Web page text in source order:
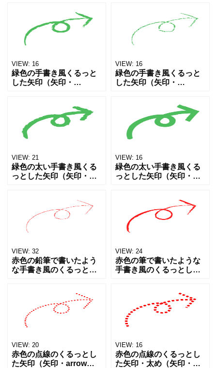
す。Webサイト、SNS投
稿、プレゼン資料、チラ
シやPOP、掲示物など
素材です。Webサイト、
SNS投稿、プレゼン資
料、チラシやPOP、掲示
VIEW: 16
緑色の手書き風くるっと
した矢印（矢印・
素材です。Webサイト、
SNS投稿、プレゼン資
料、チラシやPOP、掲示
物な
VIEW: 16
緑色の手書き風くるっと
した矢印（矢印・
素材です。Webサイト、
SNS投稿、プレゼン資
料、チラシやPOP、掲示
物な
VIEW: 21
緑色の太い手書き風くる
っとした矢印（矢印・
素材です。Webサイト、
SNS投稿、プレゼン資
料、チラシやPOP、掲示
VIEW: 16
緑色の太い手書き風くる
っとした矢印（矢印・
素材です。Webサイト、
SNS投稿、プレゼン資
料、チラシやPOP、掲示
VIEW: 32
赤色の鉛筆で書いたよう
な手書き風のくるっとし
ート）アイコン素材で
す。Webサイト、SNS投
稿、プレゼン資料、チラ
VIEW: 24
赤色の筆で書いたような
手書き風のくるっとした
ト）アイコン素材です。
Webサイト、SNS投稿、
プレゼン資料、チラシ
VIEW: 20
赤色の点線のくるっとし
た矢印（矢印・arrow・
VIEW: 16
赤色の点線のくるっとし
た矢印・太め（矢印・